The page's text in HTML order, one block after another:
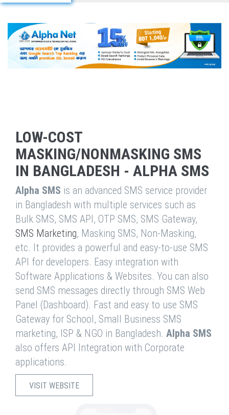
LOW-COST
MASKING/NONMASKING SMS
IN BANGLADESH - ALPHA SMS
Alpha SMS is an advanced SMS service provider
in Bangladesh with multiple services such as
Bulk SMS, SMS API, OTP SMS, SMS Gateway,
SMS Marketing, Masking SMS, Non-Masking,
etc. It provides a powerful and easy-to-use SMS
API for developers. Easy integration with
Software Applications & Websites. You can also
send SMS messages directly through SMS Web
Panel (Dashboard). Fast and easy to use SMS
Gateway for School, Small Business SMS
marketing, ISP & NGO in Bangladesh. Alpha SMS
also offers API Integration with Corporate
applications.
VISIT WEBSITE